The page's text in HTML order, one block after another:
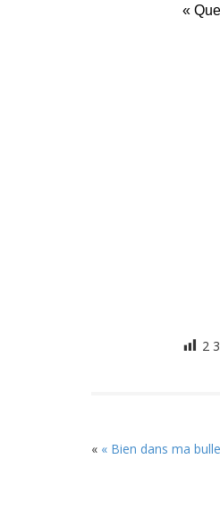
«
2
« « Bien dans ma